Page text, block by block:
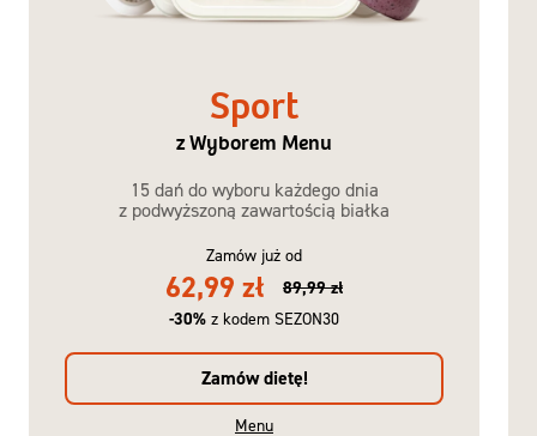
Sport
z Wyborem Menu
15 dań do wyboru każdego dnia
z podwyższoną zawartością białka
Zamów już od
62,99 zł
89,99 zł
-30% z kodem SEZON30
Zamów dietę!
Menu